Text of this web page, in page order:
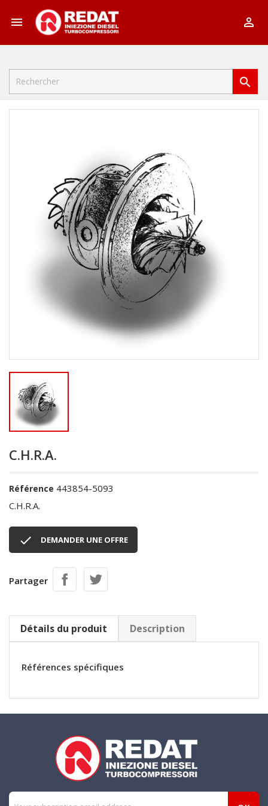
 

C.H.R.A.
Référence 443854-5093
C.H.R.A.
 DEMANDER UNE OFFRE
Partager
Détails du produit Description
Références spécifiques